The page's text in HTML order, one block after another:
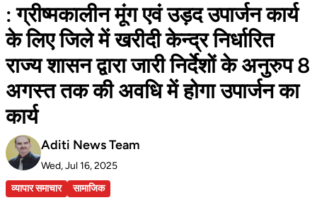
: ग्रीष्मकालीन मूंग एवं उड़द उपार्जन कार्य
के लिए जिले में खरीदी केन्द्र निर्धारित
राज्य शासन द्वारा जारी निर्देशों के अनुरुप 8
अगस्त तक की अवधि में होगा उपार्जन का
कार्य
Aditi News Team
Wed, Jul 16, 2025
व्यापार समाचार
सामाजिक